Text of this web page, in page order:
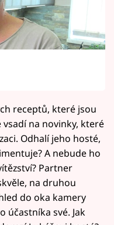
receptů, které jsou
vsadí na novinky, které
Odhalí jeho hosté,
A nebude ho
Partner
na druhou
do oka kamery
účastníka své. Jak